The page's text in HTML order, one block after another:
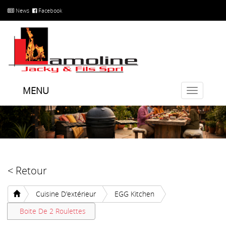
News Facebook
Toggle
MENU
< Retour
Cuisine D'extérieur
EGG Kitchen
Boite De 2 Roulettes